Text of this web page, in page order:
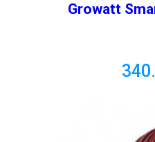
Growatt